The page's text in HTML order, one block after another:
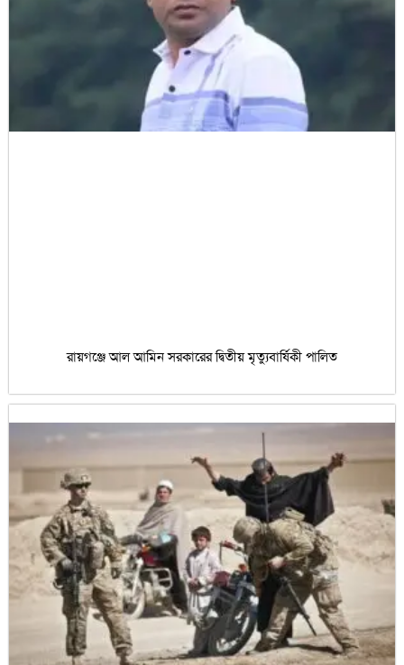
রায়গঞ্জে আল আমিন সরকারের দ্বিতীয় মৃত্যুবার্ষিকী পালিত